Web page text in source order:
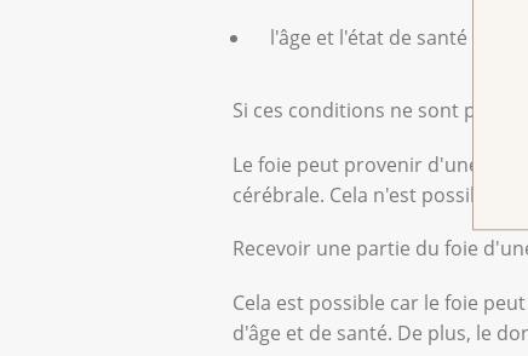
l'âge et l'état de santé de
Si ces conditions ne sont pas
Le foie peut provenir d'une
cérébrale. Cela n'est possible
Recevoir une partie du foie
Cela est possible car le foie
d'âge et de santé. De plus, le